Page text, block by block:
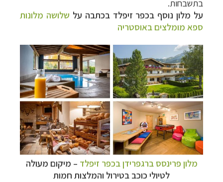
בתשבחות.
על מלון נוסף בכפר זיפלד בכתבה על שלושה מלונות
ספא מומלצים באוסטריה
מלון פרינסס ברגפרידןבכפר זיפלד – מיקום מעולה
לטיולי כוכב בטירול והמלצות חמות